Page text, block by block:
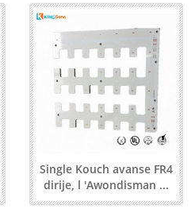
Single Kouch avanse FR4
dirije, l 'Awondisman ...